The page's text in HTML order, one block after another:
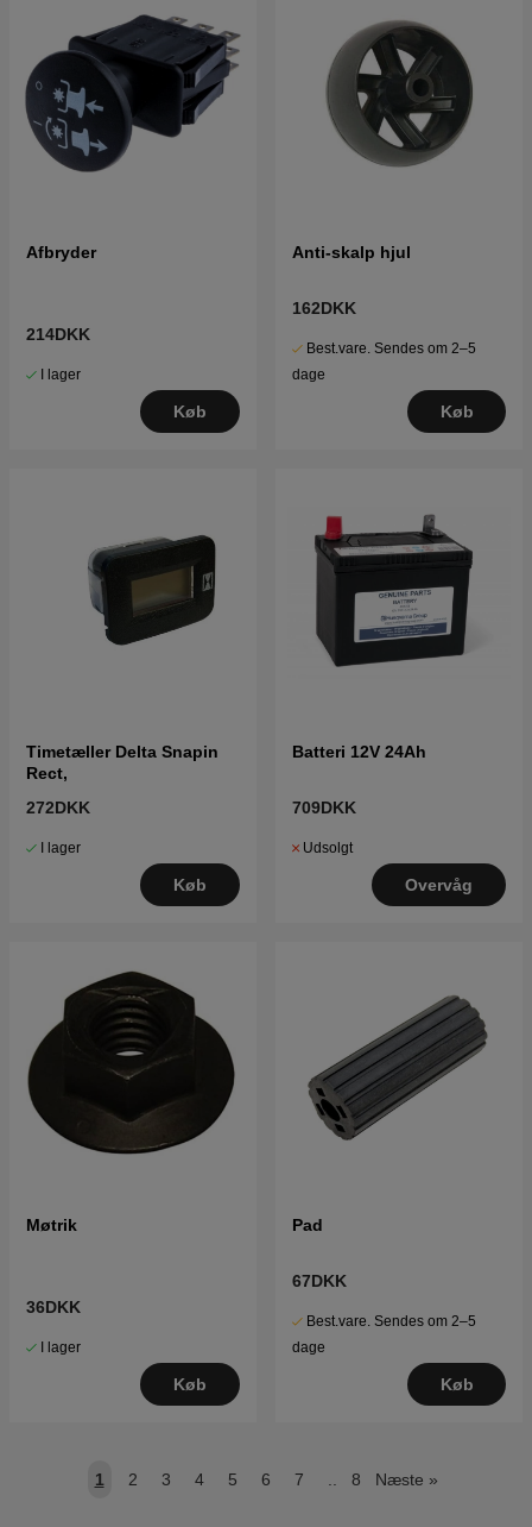
Afbryder
214DKK
I lager
Køb
Anti-skalp hjul
162DKK
Best.vare. Sendes om 2–5
dage
Køb
Timetæller Delta Snapin
Rect,
272DKK
I lager
Køb
Batteri 12V 24Ah
709DKK
Udsolgt
Overvåg
Møtrik
36DKK
I lager
Køb
Pad
67DKK
Best.vare. Sendes om 2–5
dage
Køb
1 2 3 4 5 6 7 .. 8 Næste »